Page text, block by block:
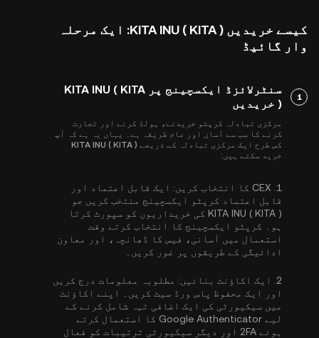
کیسے خریدیں KITA INU ( KITA ): ایک مرحلہ
وار گائیڈ
1
سنٹرلائزڈ ایکسچینج پر KITA INU ( KITA
) خریدیں
مرکزی تبادلہ کرپٹو خریدنے، ہولڈ کرنے اور تجارت
کرنے کا سب سے آسان اور عام طریقہ ہے۔ یہاں یہ ہے کہ آپ
کس طرح ایک مرکزی تبادلہ کے ذریعے KITA INU ( KITA )
خرید سکتے ہیں:
1. CEX کا انتخاب کریں:
ایک قابل اعتماد اور
قابل اعتماد کرپٹو ایکسچینج منتخب کریں جو
KITA INU ( KITA ) کی خریداریوں کو سپورٹ کرتا
ہو۔ کرپٹو ایکسچینج کا انتخاب کرتے وقت
استعمال میں آسانی، فیس کا ڈھانچہ، اور معاون
ادائیگی کے طریقوں پر غور کریں۔
2. ایک اکاؤنٹ بنائیں: مطلوبہ معلومات درج کریں
اور ایک محفوظ پاس ورڈ سیٹ کریں۔ اپنے اکاؤنٹ
میں سیکیورٹی کی ایک اضافی تہہ شامل کرنے کے
لیے
Google Authenticator کا استعمال کرتے
ہوئے 2FA
اور دیگر سیکیورٹی ترتیبات کو فعال